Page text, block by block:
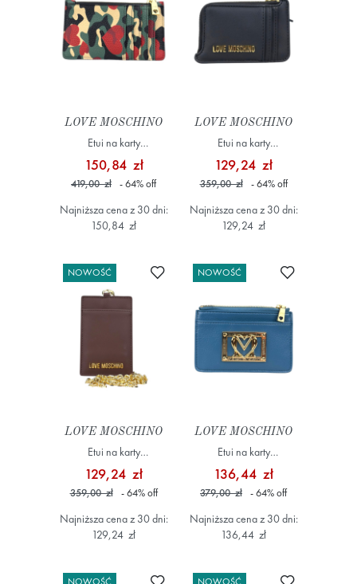
LOVE MOSCHINO
Etui na karty
JC5676PP1NLT195A
Kolorowy
150,84 zł
419,00 zł - 64%off
Najniższa cena z 30 dni:
150,84 zł
LOVE MOSCHINO
Etui na karty
JC5691PP0NKD0000
Czarny
129,24 zł
359,00 zł - 64%off
Najniższa cena z 30 dni:
129,24 zł
NOWOŚĆ Dodaj do ulubionych
LOVE MOSCHINO
Etui na karty
JC5685PP0NKD0313
Brązowy
129,24 zł
359,00 zł - 64%off
Najniższa cena z 30 dni:
129,24 zł
NOWOŚĆ Dodaj do
LOVE MOSCHINO
Etui na karty
JC5606PP1NLI0703
Niebieski
136,44 zł
379,00 zł - 64%off
Najniższa cena z 30 dni:
136,44 zł
NOWOŚĆ Dodaj do ulubionych
NOWOŚĆ Dodaj do